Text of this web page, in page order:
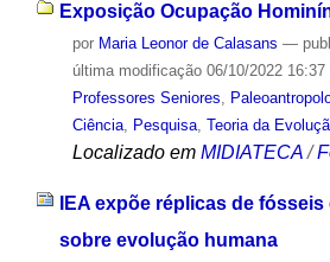
Exposição Ocupação
por Maria Leonor de Calasans —
última modificação06/10/2022 16:37
Professores Seniores,
Ciência, Pesquisa, Teoria da
Localizado em MIDIATECA /
IEA expõe réplicas de
sobre evolução humana